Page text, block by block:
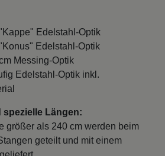
Edelstahl-Optik
Edelstahl-Optik
Messing-Optik
Edelstahl-Optik inkl.
spezielle Längen:
größer als 240 cm werden beim
geteilt und mit einem